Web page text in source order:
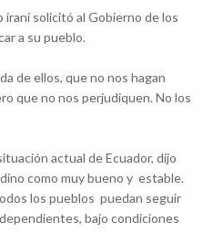
solicitó al Gobierno de los
a su pueblo.
de ellos, que no nos hagan
que no nos perjudiquen. No los
actual de Ecuador, dijo
como muy bueno y estable.
los pueblos puedan seguir
bajo condiciones